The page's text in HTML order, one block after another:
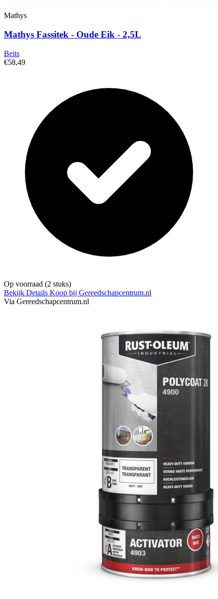
Mathys
Mathys Fassitek - Oude Eik - 2,5L
Beits
€58,49
Op voorraad (2 stuks)
Bekijk Details Koop bij Gereedschapcentrum.nl
Via Gereedschapcentrum.nl